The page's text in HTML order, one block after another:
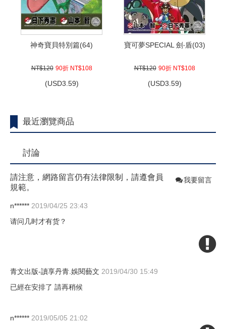
神奇寶貝特別篇(64)
NT$120 90折 NT$108
(USD3.59)
寶可夢SPECIAL 劍‧盾(03)
NT$120 90折 NT$108
(USD3.59)
最近瀏覽商品
討論
請注意，網路留言仍有法律限制，請遵會員
規範。
我要留言
n****** 2019/04/25 23:43
请问几时才有货？
青文出版-讀享丹青.娛閱藝文 2019/04/30 15:49
已經在安排了 請再稍候
n****** 2019/05/05 21:02